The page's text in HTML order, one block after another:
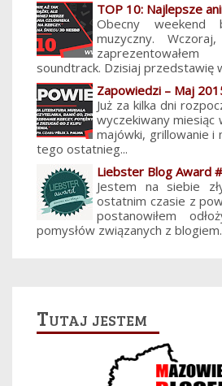
TOP 10: Najlepsze
Obecny weekend
muzyczny.
soundtrack. Dzisiaj przedstawię
Zapowiedzi – Maj
Już za kilka dni
wyczekiwany miesiąc
majówki, grillowanie i
tego ostatnieg...
Liebster Blog Award
Jestem na siebie
ostatnim czasie z
postanowiłem
pomysłów związanych z blogiem.
Tutaj jestem